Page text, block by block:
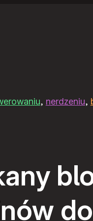
, nerdzeniu,